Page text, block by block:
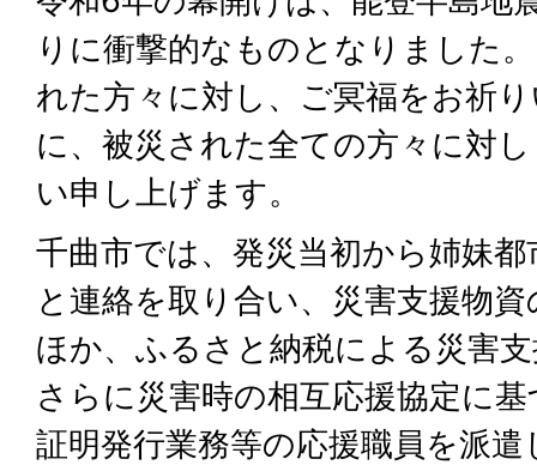
りに衝撃的なものとなりました
れた方々に対し、ご冥福をお祈
に、被災された全ての方々に対
い申し上げます。
千曲市では、発災当初から姉妹
と連絡を取り合い、災害支援物
ほか、ふるさと納税による災害
さらに災害時の相互応援協定に
証明発行業務等の応援職員を派